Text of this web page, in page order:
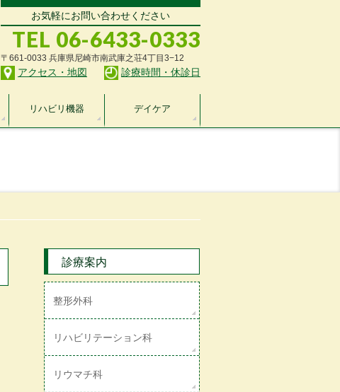
お気軽にお問い合わせください
TEL 06-6433-0333
〒661-0033 兵庫県尼崎市南武庫之荘4丁目3−12
アクセス・地図 診療時間・休診日
リハビリ機器 デイケア
診療案内
整形外科
リハビリテーション科
リウマチ科